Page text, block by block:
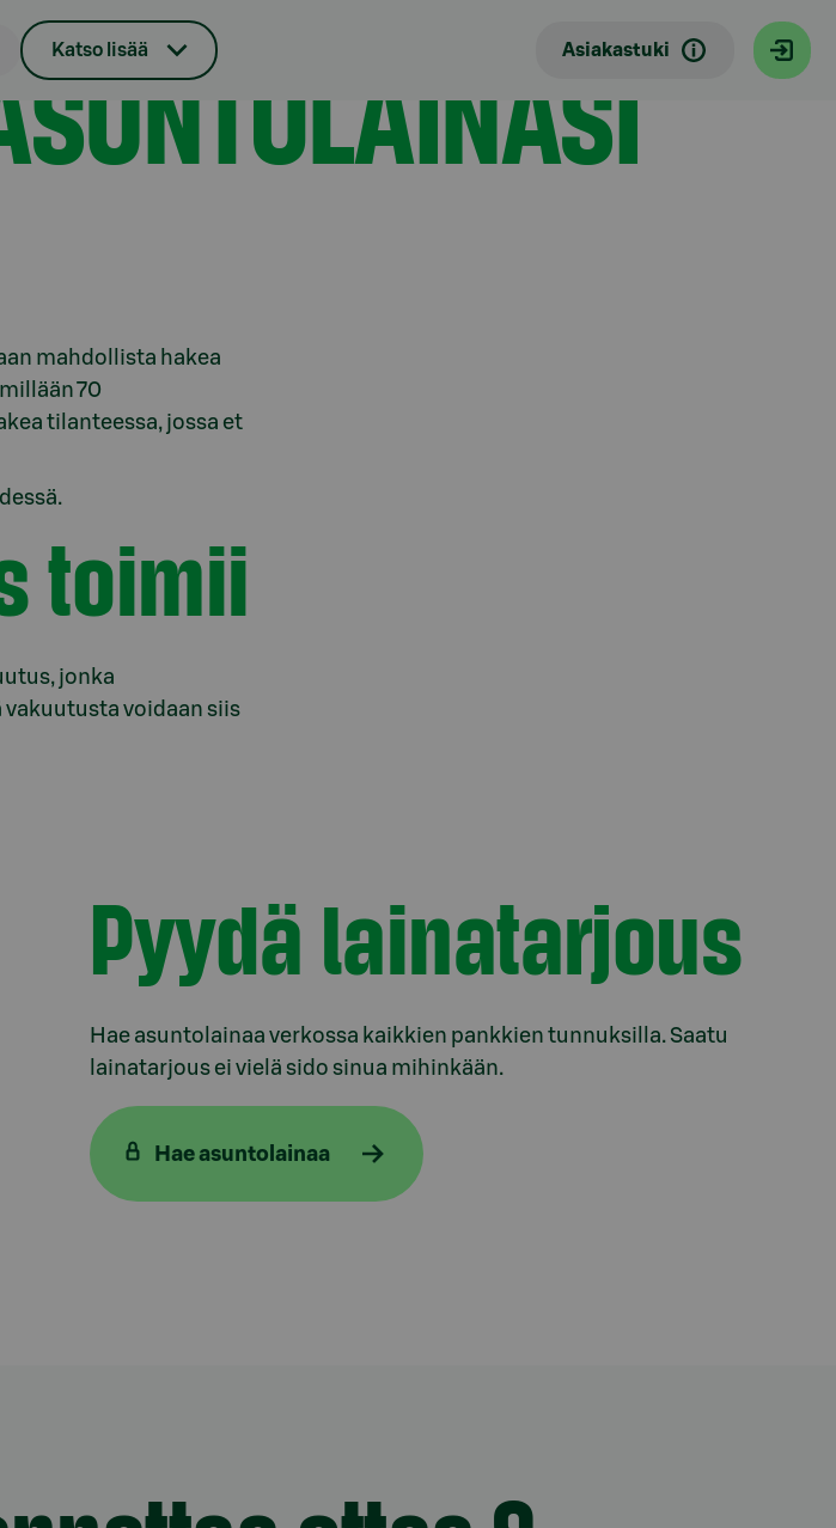
Katso lisää Asiakastuki
mahdollista hakea
70
tilanteessa, jossa et
toimii
jonka
voidaan siis
Pyydä lainatarjous
Hae asuntolainaa verkossa kaikkien pankkien tunnuksilla. Saatu
lainatarjous ei vielä sido sinua mihinkään.
Hae asuntolainaa